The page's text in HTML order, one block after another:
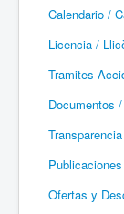
Ultraligeros
Vuelo Con
Calendario /
Licencia /
Tramites
Documentos
Ofertas y